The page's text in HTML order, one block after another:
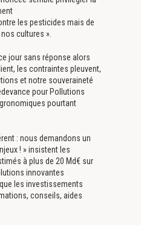
les pesticides mais de
cultures ».
ce jour sans réponse alors
les contraintes pleuvent,
et notre souveraineté
pour Pollutions
pourtant
: nous demandons un
! » insistent les
à plus de 20 Md€ sur
innovantes
les investissements
conseils, aides